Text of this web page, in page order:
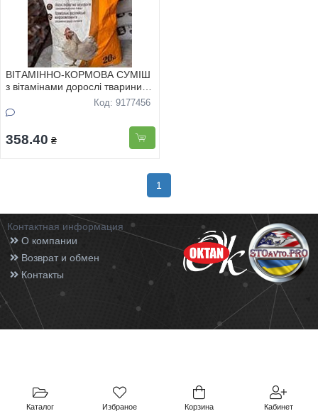
Каталог Избраное Корзина Кабинет
ВIТАМIННО-КОРМОВА СУМIШ
з вiтамiнами дорослi тварини
Код: 9177456
358.40 ₴
1
Контактная информация
О компании
Возврат и обмен
Контакты